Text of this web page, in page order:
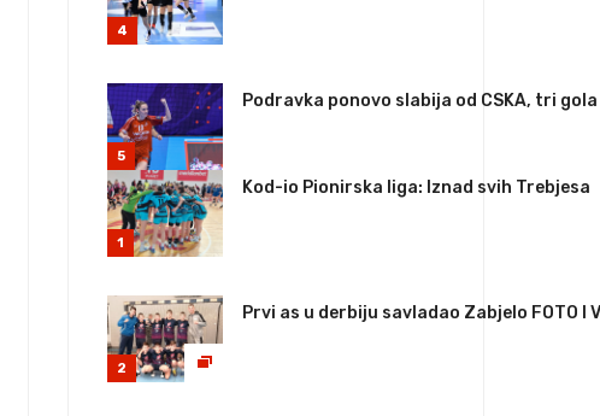
4
5
Podravka ponovo slabija od CSKA, tri gola
1
Kod-io Pionirska liga: Iznad svih Trebjesa
2
Prvi as u derbiju savladao Zabjelo FOTO I